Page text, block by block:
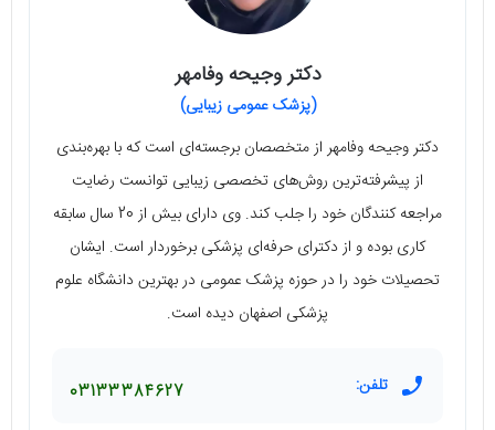
دکتر وجیحه وفامهر
(پزشک عمومی زیبایی)
دکتر وجیحه وفامهر از متخصصان برجسته‌ای است که با بهره‌بندی
از پیشرفته‌ترین روش‌های تخصصی زیبایی توانست رضایت
مراجعه کنندگان خود را جلب کند. وی دارای بیش از 20 سال سابقه
کاری بوده و از دکترای حرفه‌ای پزشکی برخوردار است. ایشان
تحصیلات خود را در حوزه پزشک عمومی در بهترین دانشگاه علوم
پزشکی اصفهان دیده است.
تلفن: 03133384627